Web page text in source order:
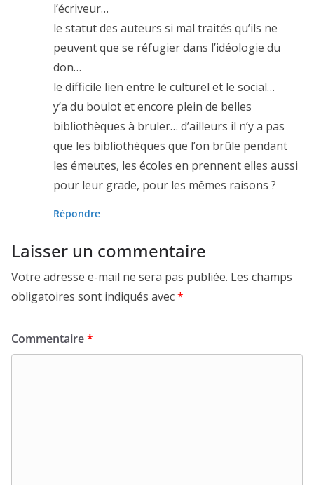
l’écriveur…
le statut des auteurs si mal traités qu’ils ne
peuvent que se réfugier dans l’idéologie du
don…
le difficile lien entre le culturel et le social…
y’a du boulot et encore plein de belles
bibliothèques à bruler… d’ailleurs il n’y a pas
que les bibliothèques que l’on brûle pendant
les émeutes, les écoles en prennent elles aussi
pour leur grade, pour les mêmes raisons ?
Répondre
Laisser un commentaire
Votre adresse e-mail ne sera pas publiée. Les champs
obligatoires sont indiqués avec*
Commentaire*